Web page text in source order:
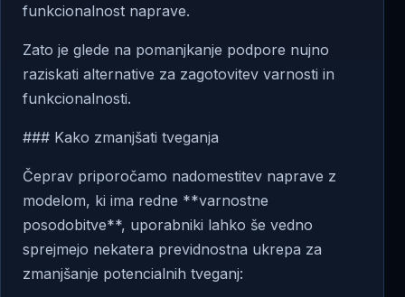
funkcionalnost naprave.
Zato je glede na pomanjkanje podpore nujno
raziskati alternative za zagotovitev varnosti in
funkcionalnosti.
### Kako zmanjšati tveganja
Čeprav priporočamo nadomestitev naprave z
modelom, ki ima redne **varnostne
posodobitve**, uporabniki lahko še vedno
sprejmejo nekatera previdnostna ukrepa za
zmanjšanje potencialnih tveganj: